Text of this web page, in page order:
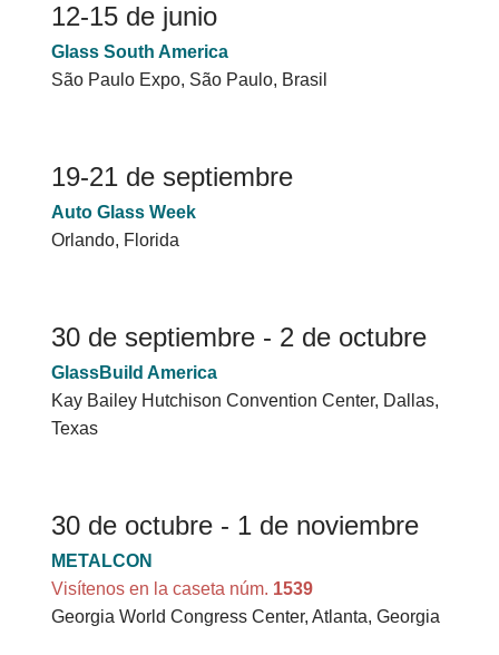
12-15 de junio
Glass South America
São Paulo Expo, São Paulo, Brasil
19-21 de septiembre
Auto Glass Week
Orlando, Florida
30 de septiembre - 2 de octubre
GlassBuild America
Kay Bailey Hutchison Convention Center, Dallas,
Texas
30 de octubre - 1 de noviembre
METALCON
Visítenos en la caseta núm. 1539
Georgia World Congress Center, Atlanta, Georgia